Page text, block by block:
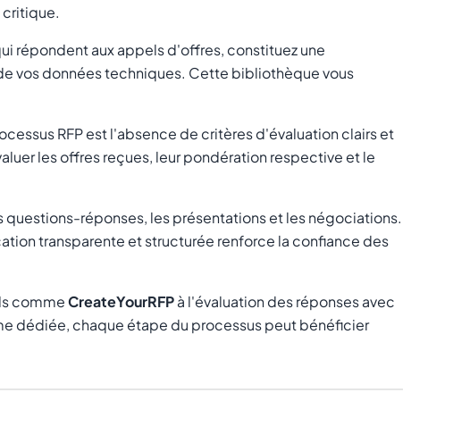
critique.
répondent aux appels d'offres, constituez une
vos données techniques. Cette bibliothèque vous
RFP est l'absence de critères d'évaluation clairs et
les offres reçues, leur pondération respective et le
questions-réponses, les présentations et les négociations.
transparente et structurée renforce la confiance des
commeCreateYourRFPà l'évaluation des réponses avec
dédiée, chaque étape du processus peut bénéficier